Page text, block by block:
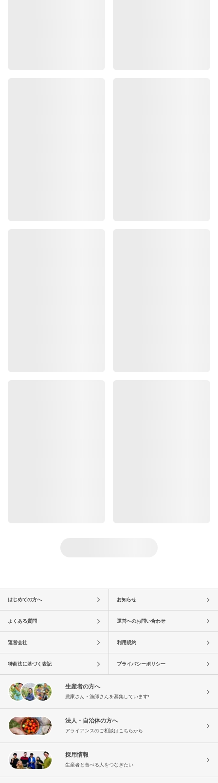
はじめての方へ お知らせ
よくある質問 運営へのお問い合わせ
運営会社 利用規約
特商法に基づく表記 プライバシーポリシー
生産者の方へ
農家さん・漁師さんを募集しています!
法人・自治体の方へ
アライアンスのご相談はこちらから
採用情報
生産者と食べる人をつなぎたい